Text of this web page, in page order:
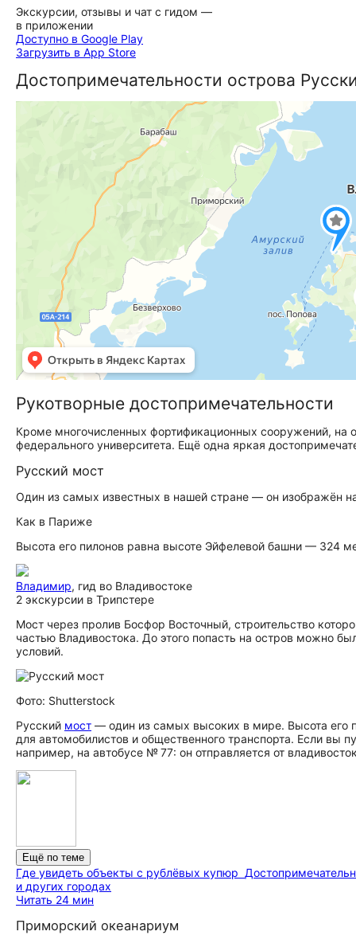
Экскурсии, отзывы и чат с гидом —
в приложении
Доступно в Google Play
Загрузить в App Store
До­сто­при­ме­ча­тель­но­сти острова
Рукотворные до­сто­при­ме­ча­тель­но­сти
Кроме многочисленных фортификационных сооружений, на
федерального университета. Ещё одна яркая
Русский мост
Один из самых известных в нашей стране — он изображён
Как в Париже
Высота его пилонов равна высоте Эйфелевой башни — 324
Владимир, гид во Владивостоке
2 экскурсии в Трипстере
Мост через пролив Босфор Восточный, строительство
частью Владивостока. До этого попасть на остров можно
условий.
Фото: Shutterstock
Русский мост — один из самых высоких в мире. Высота его
для автомобилистов и общественного транспорта. Если вы
например, на автобусе № 77: он отправляется от
Ещё по теме
Где увидеть объекты с рублёвых купюр
и других городах
Читать 24 мин
Приморский океанариум